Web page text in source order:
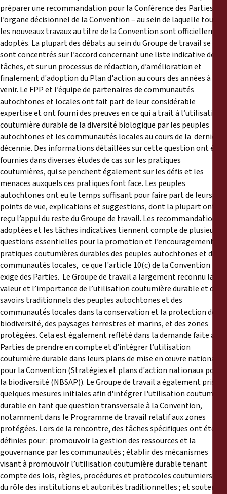
préparer une recommandation pour la Conférence des Parties -
l’organe décisionnel de la Convention – au sein de laquelle tous
les nouveaux travaux au titre de la Convention sont officiellement
adoptés. La plupart des débats au sein du Groupe de travail se
sont concentrés sur l’accord concernant une liste indicative de
tâches, et sur un processus de rédaction, d’amélioration et
finalement d'adoption du Plan d'action au cours des années à
venir. Le FPP et l’équipe de partenaires de communautés
autochtones et locales ont fait part de leur considérable
expertise et ont fourni des preuves en ce qui a trait à l’utilisation
coutumière durable de la diversité biologique par les peuples
autochtones et les communautés locales au cours de la dernière
décennie. Des informations détaillées sur cette question ont été
fournies dans diverses études de cas sur les pratiques
coutumières, qui se penchent également sur les défis et les
menaces auxquels ces pratiques font face. Les peuples
autochtones ont eu le temps suffisant pour faire part de leurs
points de vue, explications et suggestions, dont la plupart ont
reçu l’appui du reste du Groupe de travail. Les recommandations
adoptées et les tâches indicatives tiennent compte de plusieurs
questions essentielles pour la promotion et l’encouragement des
pratiques coutumières durables des peuples autochtones et des
communautés locales, ce que l'article 10(c) de la Convention
exige des Parties. Le Groupe de travail a largement reconnu la
valeur et l’importance de l’utilisation coutumière durable et des
savoirs traditionnels des peuples autochtones et des
communautés locales dans la conservation et la protection de la
biodiversité, des paysages terrestres et marins, et des zones
protégées. Cela est également reflété dans la demande faite aux
Parties de prendre en compte et d’intégrer l’utilisation
coutumière durable dans leurs plans de mise en œuvre nationaux
pour la Convention (Stratégies et plans d'action nationaux pour
la biodiversité (NBSAP)). Le Groupe de travail a également pris
quelques mesures initiales afin d'intégrer l'utilisation coutumière
durable en tant que question transversale à la Convention,
notamment dans le Programme de travail relatif aux zones
protégées. Lors de la rencontre, des tâches spécifiques ont été
définies pour : promouvoir la gestion des ressources et la
gouvernance par les communautés ; établir des mécanismes
visant à promouvoir l’utilisation coutumière durable tenant
compte des lois, règles, procédures et protocoles coutumiers et
du rôle des institutions et autorités traditionnelles ; et soutenir